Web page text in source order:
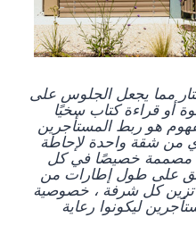
أبعاد الشرفات 1.5 × 3 أمتار مما يجعل الجلوس على
أو قراءة كتاب سخيًا
هو ربط المستأجرين
من شقة واحدة لإحاطة
مصممة خصيصًا في كل
على طول إطارات من
تزين كل شرفة ، خصوصية
ليكونوا رعاية